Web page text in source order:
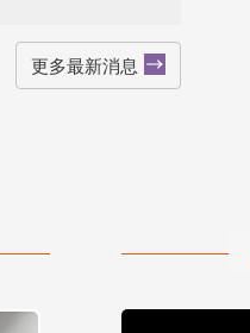
更多最新消息